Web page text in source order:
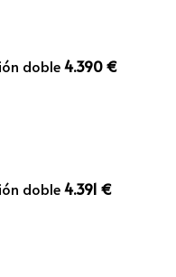
doble4.390 €
doble4.391 €